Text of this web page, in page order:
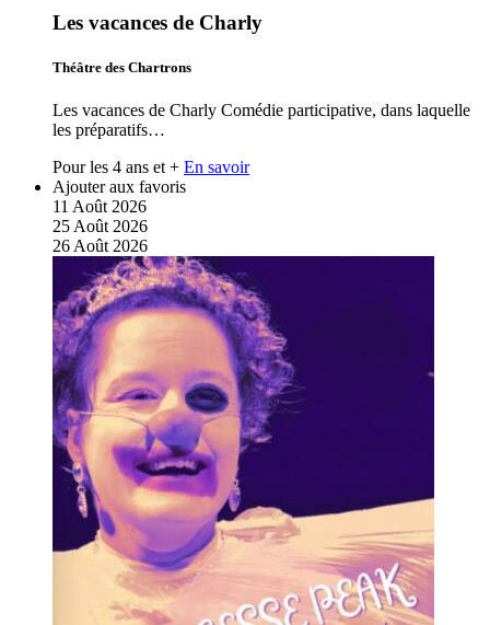
Les vacances de Charly
Théâtre des Chartrons
Les vacances de Charly Comédie participative, dans laquelle
les préparatifs…
Pour les 4 ans et + En savoir
Ajouter aux favoris
11 Août 2026
25 Août 2026
26 Août 2026